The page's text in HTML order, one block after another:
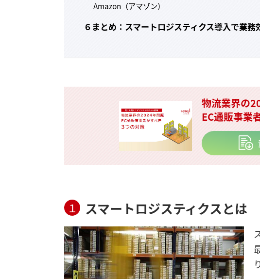
Amazon（アマゾン）
６まとめ：スマートロジスティクス導入で業務
物流業界の
EC通販事業
１ スマートロジスティクスとは